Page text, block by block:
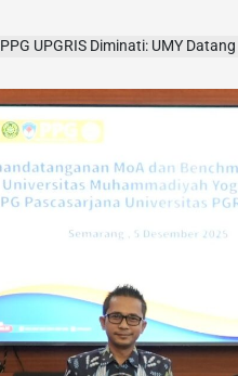
PPG UPGRIS Diminati: UMY Datang